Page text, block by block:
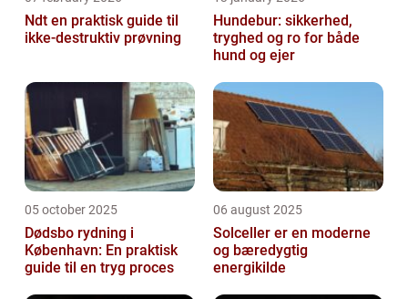
Ndt en praktisk guide til
ikke-destruktiv prøvning
Hundebur: sikkerhed,
tryghed og ro for både
hund og ejer
05 october 2025
Dødsbo rydning i
København: En praktisk
guide til en tryg proces
06 august 2025
Solceller er en moderne
og bæredygtig
energikilde